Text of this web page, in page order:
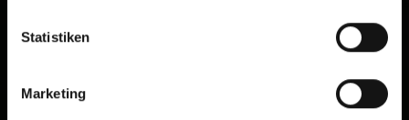
Statistiken
Marketing